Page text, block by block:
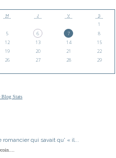
M J V S
1
5 6 7
8
12 13 14
15
19 20 21
22
26 27 28
29
Blog Stats
romancier qui savait qu' « il...